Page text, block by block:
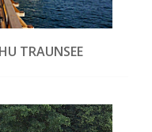
TRAUNSEE